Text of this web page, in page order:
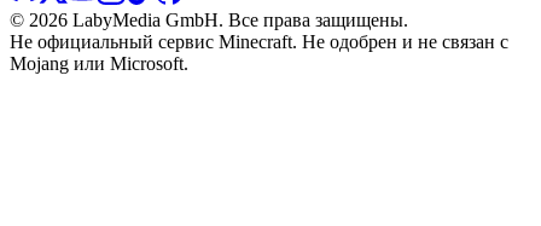
© 2026 LabyMedia GmbH. Все права защищены.
Не официальный сервис Minecraft. Не одобрен и не связан с
Mojang или Microsoft.